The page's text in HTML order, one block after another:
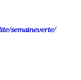
semaineverte/